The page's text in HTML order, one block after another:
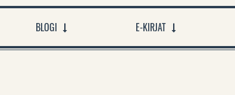
BLOGI E-KIRJAT